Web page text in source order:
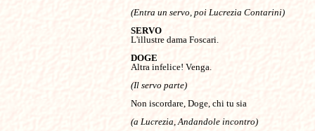
(Entra un servo, poi Lucrezia Contarini)
SERVO
L'illustre dama Foscari.
Altra infelice! Venga.
(Il servo parte)
Non iscordare, Doge, chi tu sia
(a Lucrezia, Andandole incontro)